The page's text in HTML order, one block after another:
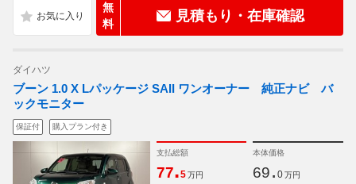
無
料
見積もり・在庫確認
ダイハツ
ブーン 1.0 X Lパッケージ SAII ワンオーナー 純正ナビ バ
ックモニター
保証付 購入プラン付き
支払総額
77.5 万円
本体価格
69. 0 万円